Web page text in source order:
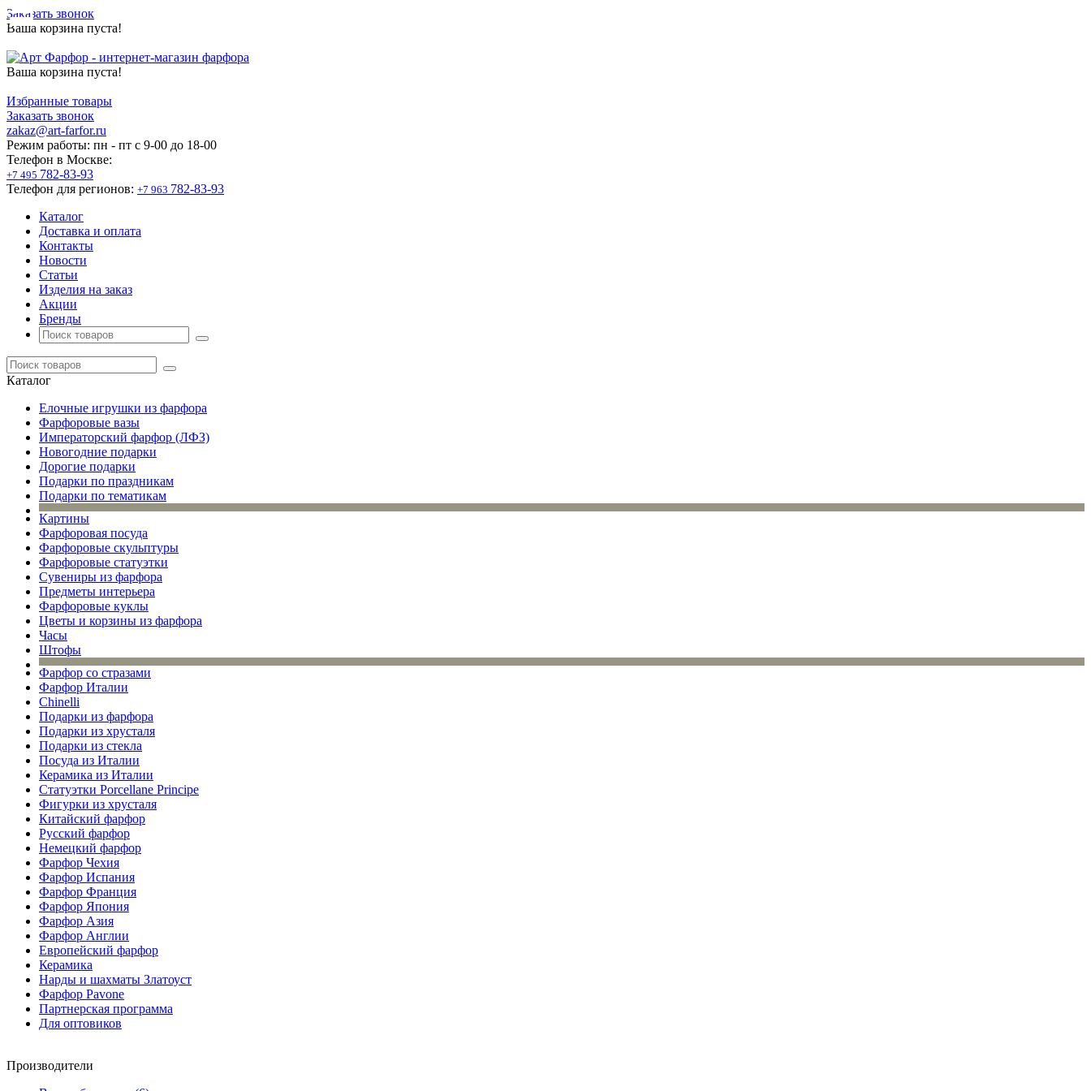
Заказать звонок
Ваша корзина пуста!
Ваша корзина пуста!
Избранные товары
Заказать звонок
zakaz@art-farfor.ru
Режим работы: пн - пт c 9-00 до 18-00
Телефон в Москве:
+7 495 782-83-93
Телефон для регионов: +7 963 782-83-93
Каталог
Доставка и оплата
Контакты
Новости
Статьи
Изделия на заказ
Акции
Бренды
Каталог
Елочные игрушки из фарфора
Фарфоровые вазы
Императорский фарфор (ЛФЗ)
Новогодние подарки
Дорогие подарки
Подарки по праздникам
Подарки по тематикам
Картины
Фарфоровая посуда
Фарфоровые скульптуры
Фарфоровые статуэтки
Сувениры из фарфора
Предметы интерьера
Фарфоровые куклы
Цветы и корзины из фарфора
Часы
Штофы
Фарфор со стразами
Фарфор Италии
Chinelli
Подарки из фарфора
Подарки из хрусталя
Подарки из стекла
Посуда из Италии
Керамика из Италии
Статуэтки Porcellane Principe
Фигурки из хрусталя
Китайский фарфор
Русский фарфор
Немецкий фарфор
Фарфор Чехия
Фарфор Испания
Фарфор Франция
Фарфор Япония
Фарфор Азия
Фарфор Англии
Европейский фарфор
Керамика
Нарды и шахматы Златоуст
Фарфор Pavone
Партнерская программа
Для оптовиков
Производители